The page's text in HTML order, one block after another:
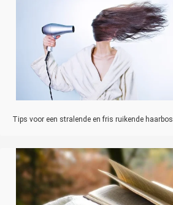
Tips voor een stralende en fris ruikende haarbos